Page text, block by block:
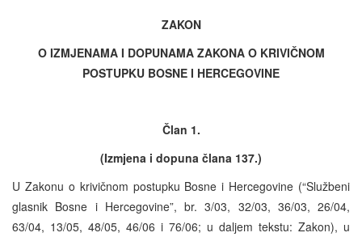
ZAKON
O IZMJENAMA I DOPUNAMA ZAKONA O KRIVIČNOM
POSTUPKU BOSNE I HERCEGOVINE
Član 1.
(Izmjena i dopuna člana 137.)
U Zakonu o krivičnom postupku Bosne i Hercegovine (“Službeni
glasnik Bosne i Hercegovine”, br. 3/03, 32/03, 36/03, 26/04,
63/04, 13/05, 48/05, 46/06 i 76/06; u daljem tekstu: Zakon), u